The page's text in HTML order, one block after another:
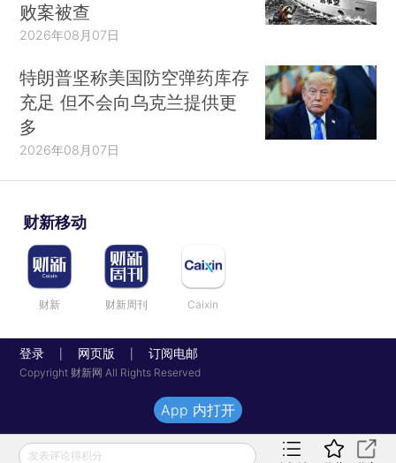
败案被查
2026年08月07日
特朗普坚称美国防空弹药库存
充足 但不会向乌克兰提供更
多
2026年08月07日
财新移动
财新 财新周刊 Caixin
登录 网页版 订阅电邮
Copyright 财新网 All Rights Reserved
发表评论得积分
App 内打开